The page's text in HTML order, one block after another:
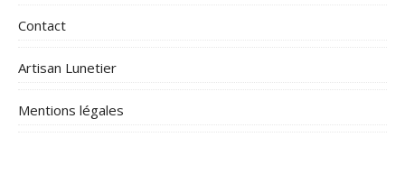
Contact
Artisan Lunetier
Mentions légales